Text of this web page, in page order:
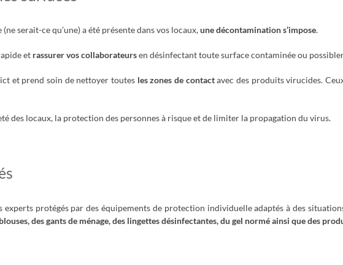
serait-ce qu’une) a été présente dans vos locaux,une décontamination s’impose.
et rassurer vos collaborateursen désinfectant toute surface contaminée ou
et prend soin de nettoyer toutes les zones de contactavec des produits virucides.
des locaux, la protection des personnes à risque et de limiter la propagation du virus.
experts protégés par des équipements de protection individuelle adaptés à des
des gants de ménage, des lingettes désinfectantes, du gel normé ainsi que des